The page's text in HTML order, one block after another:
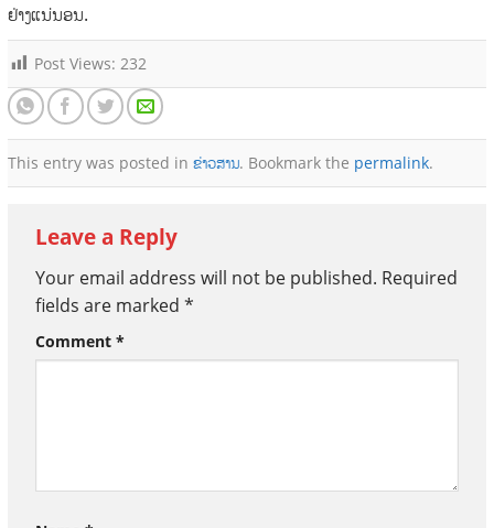
ຢ່າງແນ່ນອນ.
Post Views: 232
This entry was posted in ຂ່າວສານ. Bookmark the permalink.
Leave a Reply
Your email address will not be published. Required
fields are marked *
Comment *